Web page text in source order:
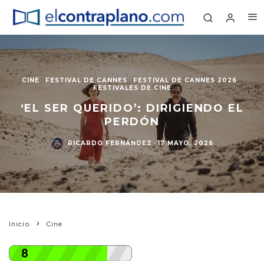
CINE FESTIVAL DE CANNES
FESTIVAL DE CANNES 2026
FESTIVALES DE CINE
‘EL SER QUERIDO’: DIRIGIENDO EL
PERDÓN
RICARDO FERNÁNDEZ · 17 MAYO, 2026
Inicio Cine
8